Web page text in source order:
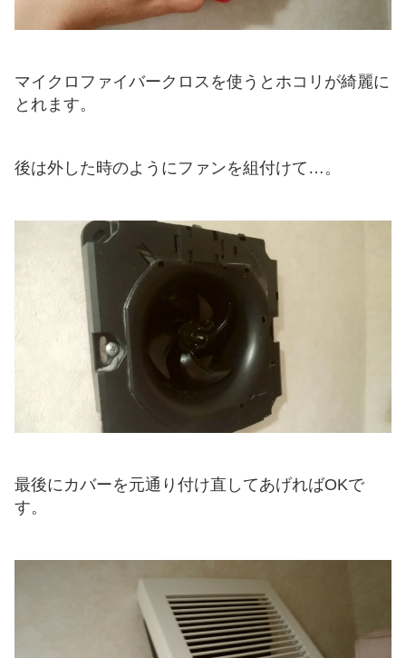
マイクロファイバークロスを使うとホコリが綺麗に
とれます。
後は外した時のようにファンを組付けて…。
最後にカバーを元通り付け直してあげればOKで
す。